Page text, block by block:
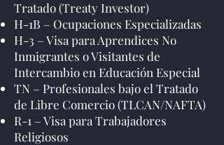
Tratado (Treaty Investor)
H-1B – Ocupaciones Especializadas
H-3 – Visa para Aprendices No
Inmigrantes o Visitantes de
Intercambio en Educación Especial
TN – Profesionales bajo el Tratado
de Libre Comercio (TLCAN/NAFTA)
R-1 – Visa para Trabajadores
Religiosos